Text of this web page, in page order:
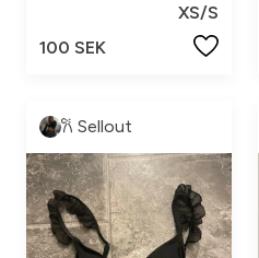
XS/S
100 SEK
𐙚 Sellout